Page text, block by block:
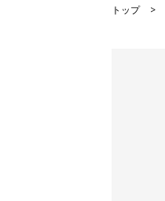
トップ